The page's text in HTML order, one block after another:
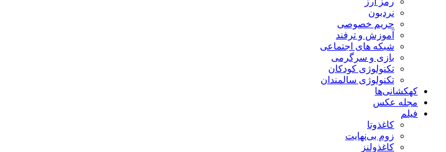
نردبون
حریم خصوصی
آموزش و ترفند
شبکه های اجتماعی
بازی و سرگرمی
تکنولوژی کودکان
تکنولوژی سالمندان
کهکشانی‌ها
مجله عکس
فیلم
کاغذوتا
زوم بی‌نهایت
کاغذولنز